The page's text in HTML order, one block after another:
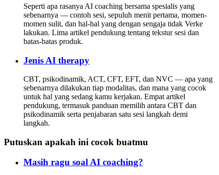
Seperti apa rasanya AI coaching bersama spesialis yang
sebenarnya — contoh sesi, sepuluh menit pertama, momen-
momen sulit, dan hal-hal yang dengan sengaja tidak Verke
lakukan. Lima artikel pendukung tentang tekstur sesi dan
batas-batas produk.
Jenis AI therapy
CBT, psikodinamik, ACT, CFT, EFT, dan NVC — apa yang
sebenarnya dilakukan tiap modalitas, dan mana yang cocok
untuk hal yang sedang kamu kerjakan. Empat artikel
pendukung, termasuk panduan memilih antara CBT dan
psikodinamik serta penjabaran satu sesi langkah demi
langkah.
Putuskan apakah ini cocok buatmu
Masih ragu soal AI coaching?